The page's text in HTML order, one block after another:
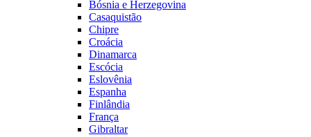
Bósnia e Herzegovina
Casaquistão
Chipre
Croácia
Dinamarca
Escócia
Eslovênia
Espanha
Finlândia
França
Gibraltar